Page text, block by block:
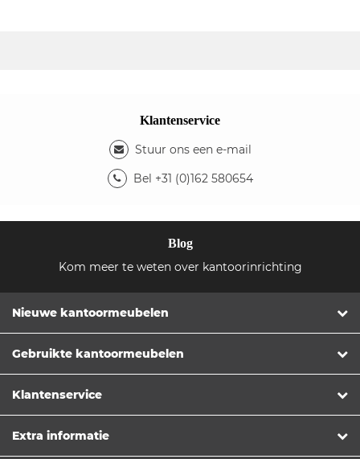
Klantenservice
Stuur ons een e-mail
Bel +31 (0)162 580654
Blog
Kom meer te weten over kantoorinrichting
Nieuwe kantoormeubelen
Gebruikte kantoormeubelen
Klantenservice
Extra informatie